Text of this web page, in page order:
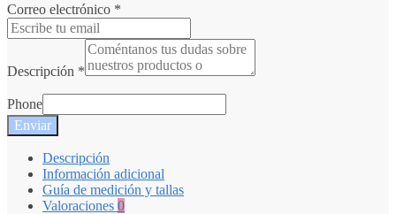
Correo electrónico *
Descripción *
Phone
Enviar
Descripción
Información adicional
Guía de medición y tallas
Valoraciones 0